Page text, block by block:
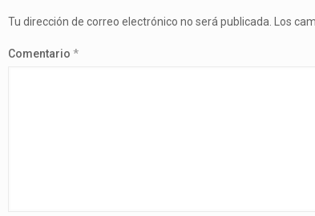
Tu dirección de correo electrónico no será publicada. Los
Comentario *